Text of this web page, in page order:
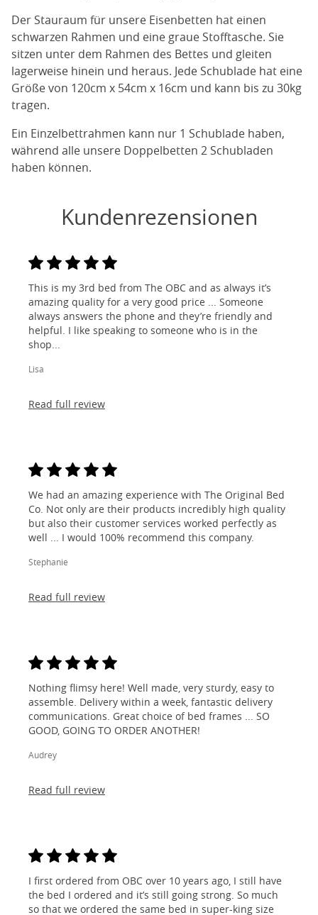
Der Stauraum für unsere Eisenbetten hat einen
schwarzen Rahmen und eine graue Stofftasche. Sie
sitzen unter dem Rahmen des Bettes und gleiten
lagerweise hinein und heraus. Jede Schublade hat eine
Größe von 120cm x 54cm x 16cm und kann bis zu 30kg
tragen.
Ein Einzelbettrahmen kann nur 1 Schublade haben,
während alle unsere Doppelbetten 2 Schubladen
haben können.
Kundenrezensionen
This is my 3rd bed from The OBC and as always it’s
amazing quality for a very good price ... Someone
always answers the phone and they’re friendly and
helpful. I like speaking to someone who is in the
shop...
Lisa
Read full review
We had an amazing experience with The Original Bed
Co. Not only are their products incredibly high quality
but also their customer services worked perfectly as
well ... I would 100% recommend this company.
Stephanie
Read full review
Nothing flimsy here! Well made, very sturdy, easy to
assemble. Delivery within a week, fantastic delivery
communications. Great choice of bed frames ... SO
GOOD, GOING TO ORDER ANOTHER!
Audrey
Read full review
I first ordered from OBC over 10 years ago, I still have
the bed I ordered and it’s still going strong. So much
so that we ordered the same bed in super-king size